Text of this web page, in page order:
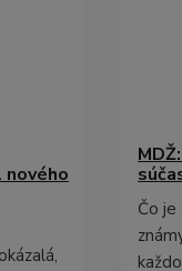
Čo je